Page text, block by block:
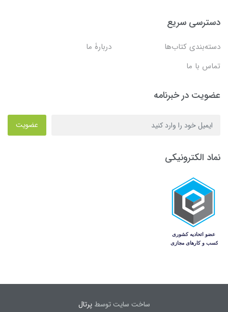
دسترسی سریع
دسته‌بندی کتاب‌ها
دربارۀ ما
تماس با ما
عضویت در خبرنامه
عضویت
نماد الکترونیکی
ساخت سایت توسطپرتال